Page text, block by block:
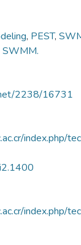
, PEST,
SWMM.
2238/16731
index.php/
index.php/